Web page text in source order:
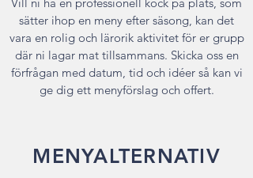
sätter ihop en meny efter säsong, kan det
vara en rolig och lärorik aktivitet för er grupp
där ni lagar mat tillsammans. Skicka oss en
förfrågan med datum, tid och idéer så kan vi
ge dig ett menyförslag och offert.
MENYALTERNATIV